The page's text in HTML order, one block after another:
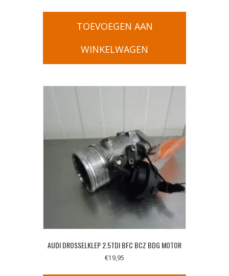
TOEVOEGEN AAN
WINKELWAGEN
AUDI DROSSELKLEP 2.5TDI BFC BCZ BDG MOTOR
€19,95